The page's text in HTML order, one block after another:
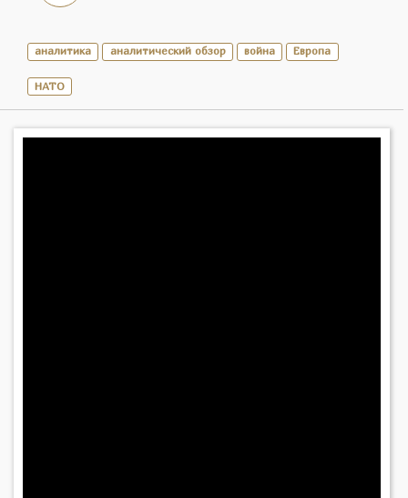
аналитика аналитический обзор война Европа
НАТО